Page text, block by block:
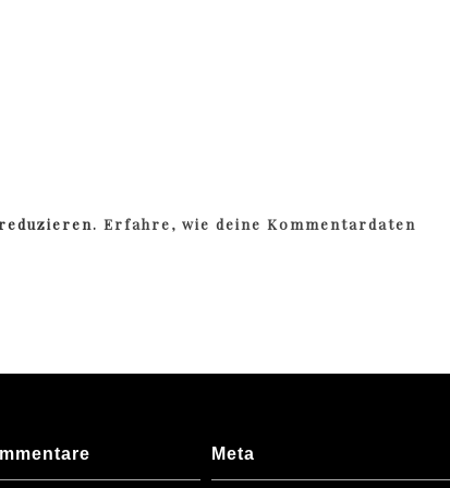
reduzieren.Erfahre, wie deine Kommentardaten
Meta